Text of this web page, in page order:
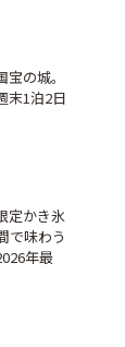
の城。
末1泊2日
定かき氷
で味わう
年最